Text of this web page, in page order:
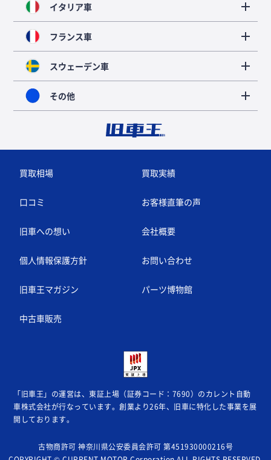
イタリア車
フランス車
スウェーデン車
その他
買取相場 買取実績
口コミ お客様直筆の声
旧車への想い 会社概要
個人情報保護方針 お問い合わせ
旧車王マガジン パーツ博物館
中古車販売
「旧車王」の運営は、東証上場（証券コード：7690）のカレント自動
車株式会社が行なっています。創業より26年、旧車に特化した事業を展
開しております。
古物商許可 神奈川県公安委員会許可 第451930000216号